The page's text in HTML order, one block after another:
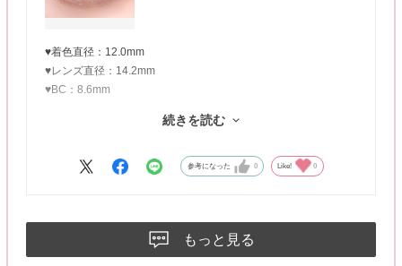
♥着色直径：12.0mm
♥レンズ直径：14.2mm
♥BC：8.6mm
今までつけたカラコンの中で一番着色直径小さいかも！
ました(笑)
”カラコン感出したくない”
”バレたくないけど茶目になりたい”
な人に超ぴったり🥹💕
続きを読む
参考になった 0 Like! 0
もっと見る